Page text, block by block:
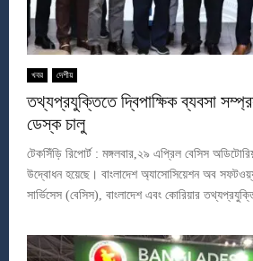
খবর দেশীয়
তথ্যপ্রযুক্তিতে দ্বিপাক্ষিক ব্যবসা
ডেস্ক চালু
টেকসিঁড়ি রিপোর্ট : মঙ্গলবার,২৯ এপ্রিল বেসিস
উদ্বোধন হয়েছে। বাংলাদেশ অ্যাসোসিয়েশন অব
সার্ভিসেস (বেসিস), বাংলাদেশ এবং কোরিয়ার